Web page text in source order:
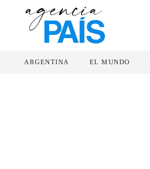
ARGENTINA EL MUNDO